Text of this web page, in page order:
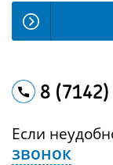
8 (7142)
Если
звонок